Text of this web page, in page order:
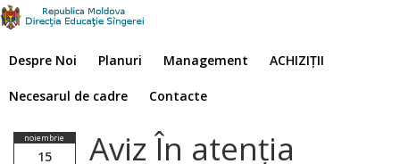
Despre Noi Planuri Management ACHIZIȚII
Necesarul de cadre Contacte
noiembrie
15
Aviz În atenția